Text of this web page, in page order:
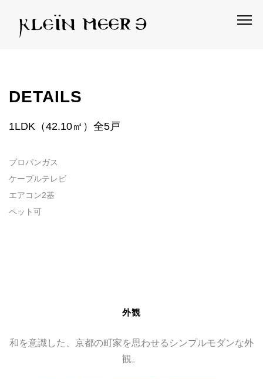
DETAILS
1LDK（42.10㎡）全5戸
プロパンガス
ケーブルテレビ
エアコン2基
ペット可
外観
和を意識した、京都の町家を思わせるシンプルモダンな外
観。